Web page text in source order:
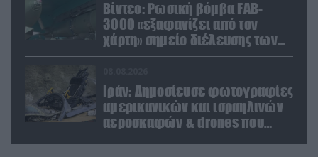
Βίντεο: Ρωσική βόμβα FAB-
3000 «εξαφανίζει από τον
χάρτη» σημείο διέλευσης των
ουκρανικών δυνάμεων στην
Ιράν: Δημοσίευσε φωτογραφίες
αμερικανικών και ισραηλινών
αεροσκαφών & drones που